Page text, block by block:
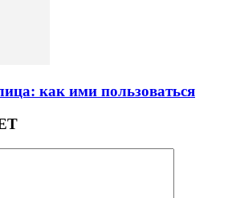
как ими пользоваться